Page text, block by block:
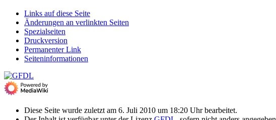
Links auf diese Seite
Änderungen an verlinkten Seiten
Spezialseiten
Druckversion
Permanenter Link
Seiten­­informationen
Diese Seite wurde zuletzt am 6. Juli 2010 um 18:20 Uhr bearbeitet.